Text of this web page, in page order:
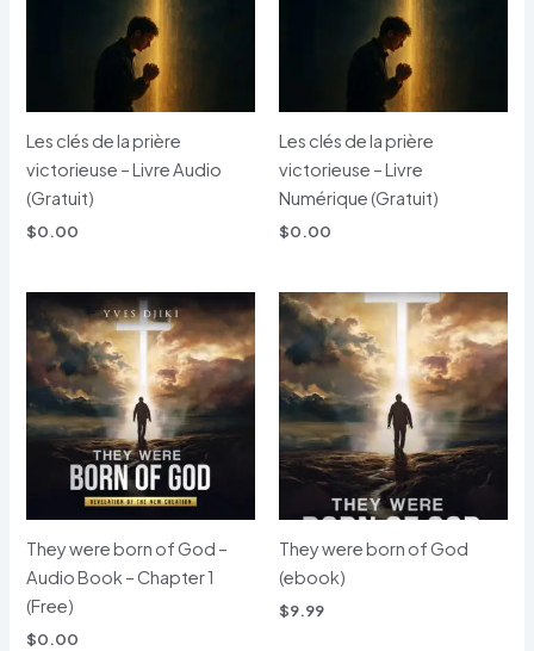
Les clés de la prière
victorieuse – Livre Audio
(Gratuit)
$0.00
Les clés de la prière
victorieuse – Livre
Numérique (Gratuit)
$0.00
They were born of God –
Audio Book – Chapter 1
(Free)
$0.00
They were born of God
(ebook)
$9.99